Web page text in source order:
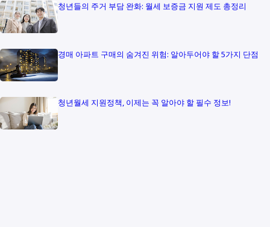
청년들의 주거 부담 완화: 월세 보증금 지원 제도 총정리
경매 아파트 구매의 숨겨진 위험: 알아두어야 할 5가지 단점
청년월세 지원정책, 이제는 꼭 알아야 할 필수 정보!